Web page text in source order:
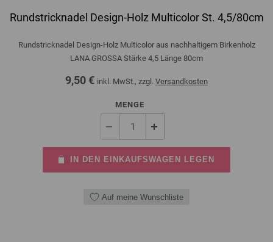
Rundstricknadel Design-Holz Multicolor St. 4,5/80cm
Rundstricknadel Design-Holz Multicolor aus nachhaltigem Birkenholz
LANA GROSSA Stärke 4,5 Länge 80cm
9,50 € inkl. MwSt., zzgl. Versandkosten
MENGE
IN DEN EINKAUFSWAGEN LEGEN
Auf meine Wunschliste